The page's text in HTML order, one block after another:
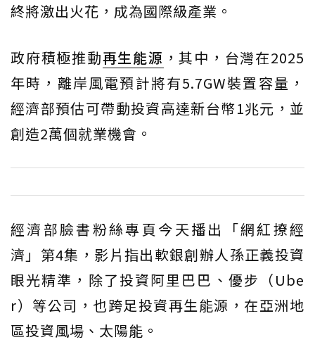
終將激出火花，成為國際級產業。
政府積極推動再生能源 ，其中，台灣在2025
年時，離岸風電預計將有5.7GW裝置容量，
經濟部預估可帶動投資高達新台幣1兆元，並
創造2萬個就業機會。
經濟部臉書粉絲專頁今天播出「網紅撩經
濟」第4集，影片指出軟銀創辦人孫正義投資
眼光精準，除了投資阿里巴巴、優步（Ube
r）等公司，也跨足投資再生能源，在亞洲地
區投資風場、太陽能。